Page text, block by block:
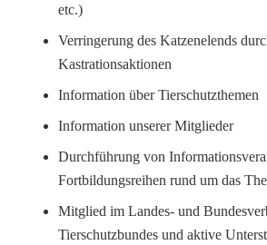
etc.)
Verringerung des Katzenelends
Kastrationsaktionen
Information über Tierschutzthemen
Information unserer Mitglieder
Durchführung von
Fortbildungsreihen rund um das
Mitglied im Landes- und
Tierschutzbundes und aktive